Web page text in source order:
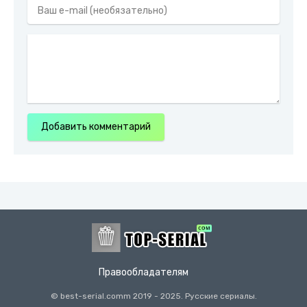
Добавить комментарий
Правообладателям
© best-serial.comm 2019 - 2025. Русские сериалы.